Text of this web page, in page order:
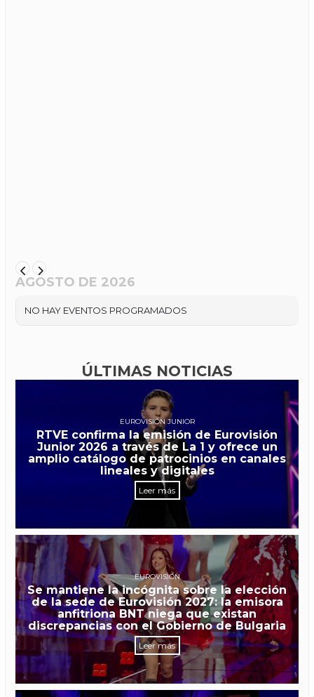
AGOSTO DE 2026
NO HAY EVENTOS PROGRAMADOS
ÚLTIMAS NOTICIAS
EUROVISIÓN JUNIOR
RTVE confirma la emisión de Eurovisión
Junior 2026 a través de La 1 y ofrece un
amplio catálogo de patrocinios en canales
lineales y digitales
Leer más
EUROVISIÓN
Se mantiene la incógnita sobre la elección
de la sede de Eurovisión 2027: la emisora
anfitriona BNT niega que existan
discrepancias con el Gobierno de Bulgaria
Leer más